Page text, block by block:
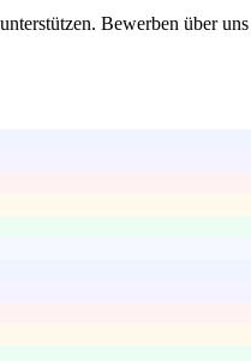
Bewerben über uns